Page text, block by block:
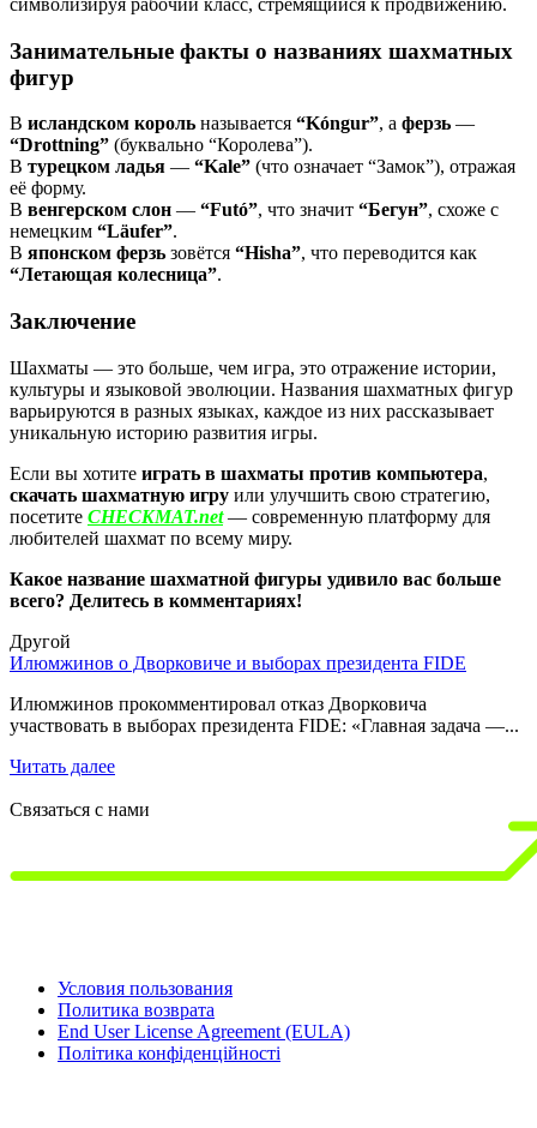
символизируя рабочий класс, стремящийся к продвижению.
Занимательные факты о названиях шахматных
фигур
В исландском король называется “Kóngur”, а ферзь —
“Drottning” (буквально “Королева”).
В турецком ладья — “Kale” (что означает “Замок”), отражая
её форму.
В венгерском слон — “Futó”, что значит “Бегун”, схоже с
немецким “Läufer”.
В японском ферзь зовётся “Hisha”, что переводится как
“Летающая колесница”.
Заключение
Шахматы — это больше, чем игра, это отражение истории,
культуры и языковой эволюции. Названия шахматных фигур
варьируются в разных языках, каждое из них рассказывает
уникальную историю развития игры.
Если вы хотите играть в шахматы против компьютера,
скачать шахматную игру или улучшить свою стратегию,
посетите CHECKMAT.net— современную платформу для
любителей шахмат по всему миру.
Какое название шахматной фигуры удивило вас больше
всего? Делитесь в комментариях!
Другой
Илюмжинов о Дворковиче и выборах президента FIDE
Илюмжинов прокомментировал отказ Дворковича
участвовать в выборах президента FIDE: «Главная задача —...
Читать далее
Связаться с нами
Условия пользования
Политика возврата
End User License Agreement (EULA)
Політика конфіденційності